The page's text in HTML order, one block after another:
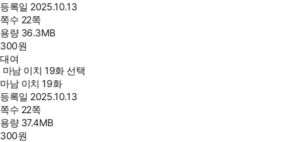
등록일 2025.10.13
쪽수 22쪽
용량 36.3MB
300원
대여
마남 이치 19화 선택
마남 이치 19화
등록일 2025.10.13
쪽수 22쪽
용량 37.4MB
300원